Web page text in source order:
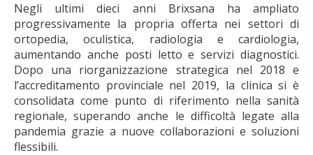
Negli ultimi dieci anni Brixsana ha ampliato
progressivamente la propria offerta nei settori di
ortopedia, oculistica, radiologia e cardiologia,
aumentando anche posti letto e servizi diagnostici.
Dopo una riorganizzazione strategica nel 2018 e
l’accreditamento provinciale nel 2019, la clinica si è
consolidata come punto di riferimento nella sanità
regionale, superando anche le difficoltà legate alla
pandemia grazie a nuove collaborazioni e soluzioni
flessibili.